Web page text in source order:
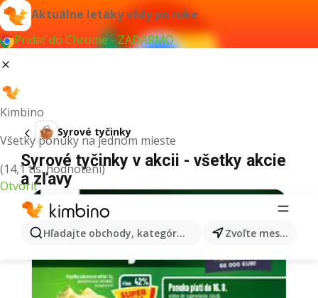
Aktuálne letáky vždy po ruke
Pridať do Chrome - ZADARMO
Kimbino
Všetky ponuky na jednom mieste
(14,1 tis. hodnotení)
Otvoriť
Hľadajte obchody, kategórie, produkty... Zvoľte mesto
Syrové tyčinky
Syrové tyčinky v akcii - všetky akcie
a zľavy